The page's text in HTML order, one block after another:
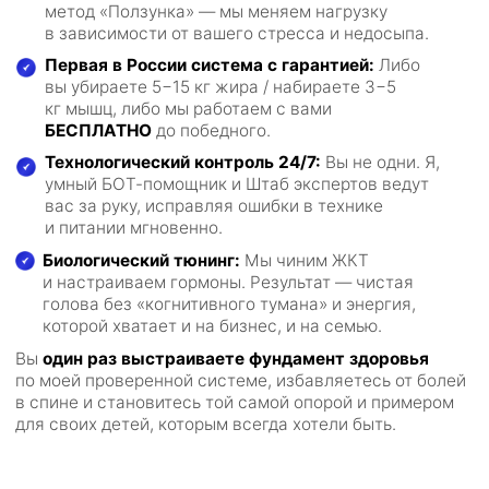
в спине и становитесь той самой опорой и примером
для своих детей, которым всегда хотели быть.
Кому идеально
подойдет эта
система?
Отцам,
не «уставшего
а сильного,
прожить долгую
семьи, а не обузой в
Срок: 3,5 месяца
Мужчинам
в «Метаболической яме»
Живот растёт, даже если вы едите мало,
а силовые показатели стоят на месте. Вам нужна
система периодизации, которая «встряхнёт»
метаболизм и заставит организм снова сжигать
жир и растить мышцы.
Срок: 4 месяца